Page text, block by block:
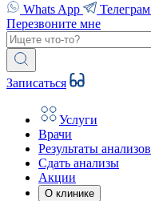
Whats App
Телеграм
Перезвоните мне
Записаться
Услуги
Врачи
Результаты анализов
Сдать анализы
Акции
О клинике